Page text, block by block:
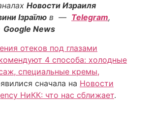
Новости Израиля
Ізраїлю в — Telegram,
News
отеков под глазами
4 способа: холодные
специальные кремы,
сначала на Новости
НиКК: что нас сближает.